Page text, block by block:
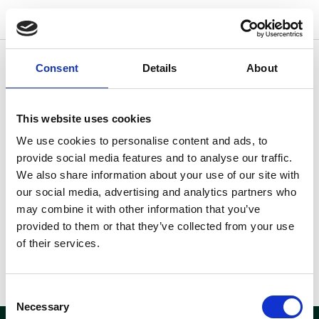
Consent Details About
This website uses cookies
We use cookies to personalise content and ads, to
provide social media features and to analyse our traffic.
We also share information about your use of our site with
our social media, advertising and analytics partners who
may combine it with other information that you’ve
provided to them or that they’ve collected from your use
of their services.
Selection
Necessary
wo
Andre lokationer der kunne være
interessante for dig
Fandt du ikke hvad du søgte?
Her kan du se andre
lokationer der måske kunne
være interessante for dig.